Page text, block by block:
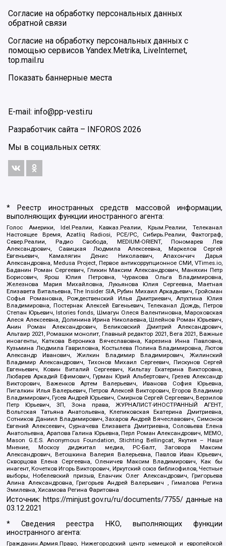
Согласие на обработку персональных данных
обратной связи
Согласие на обработку персональных данных с
помощью сервисов Yandex.Metrika, LiveInternet,
top.mail.ru
Показать баннерные места
E-mail: info@pp-vesti.ru
Разработчик сайта –
INFOROS 2026
Мы в социальных сетях:
* Реестр иностранных средств массовой информации,
выполняющих функции иностранного агента:
Голос Америки, Idel.Реалии, Кавказ.Реалии, Крым.Реалии, Телеканал
Настоящее Время, Azatliq Radiosi, PCE/PC, Сибирь.Реалии, Фактограф,
Север.Реалии, Радио Свобода, MEDIUM-ORIENT, Пономарев Лев
Александрович, Савицкая Людмила Алексеевна, Маркелов Сергей
Евгеньевич, Камалягин Денис Николаевич, Апахончич Дарья
Александровна, Medusa Project, Первое антикоррупционное СМИ, VTimes.io,
Баданин Роман Сергеевич, Гликин Максим Александрович, Маняхин Петр
Борисович, Ярош Юлия Петровна, Чуракова Ольга Владимировна,
Железнова Мария Михайловна, Лукьянова Юлия Сергеевна, Маетная
Елизавета Витальевна, The Insider SIA, Рубин Михаил Аркадьевич, Гройсман
Софья Романовна, Рождественский Илья Дмитриевич, Апухтина Юлия
Владимировна, Постернак Алексей Евгеньевич, Телеканал Дождь, Петров
Степан Юрьевич, Istories fonds, Шмагун Олеся Валентиновна, Мароховская
Алеся Алексеевна, Долинина Ирина Николаевна, Шлейнов Роман Юрьевич,
Анин Роман Александрович, Великовский Дмитрий Александрович,
Альтаир 2021, Ромашки монолит, Главный редактор 2021, Вега 2021, Важные
иноагенты, Каткова Вероника Вячеславовна, Карезина Инна Павловна,
Кузьмина Людмила Гавриловна, Костылева Полина Владимировна, Лютов
Александр Иванович, Жилкин Владимир Владимирович, Жилинский
Владимир Александрович, Тихонов Михаил Сергеевич, Пискунов Сергей
Евгеньевич, Ковин Виталий Сергеевич, Кильтау Екатерина Викторовна,
Любарев Аркадий Ефимович, Гурман Юрий Альбертович, Грезев Александр
Викторович, Важенков Артем Валерьевич, Иванова София Юрьевна,
Пигалкин Илья Валерьевич, Петров Алексей Викторович, Егоров Владимир
Владимирович, Гусев Андрей Юрьевич, Смирнов Сергей Сергеевич, Верзилов
Петр Юрьевич, ЗП, Зона права, ЖУРНАЛИСТ-ИНОСТРАННЫЙ АГЕНТ,
Вольтская Татьяна Анатольевна, Клепиковская Екатерина Дмитриевна,
Сотников Даниил Владимирович, Захаров Андрей Вячеславович, Симонов
Евгений Алексеевич, Сурначева Елизавета Дмитриевна, Соловьева Елена
Анатольевна, Арапова Галина Юрьевна, Перл Роман Александрович, МЕМО,
Mason G.E.S. Anonymous Foundation, Stichting Bellingcat, Якутия – Наше
Мнение, Москоу диджитал медиа, РС-Балт, Заговора Максим
Александрович, Ветошкина Валерия Валерьевна, Павлов Иван Юрьевич,
Скворцова Елена Сергеевна, Оленичев Максим Владимирович, Как бы
инагент, Кочетков Игорь Викторович, Иркутский союз библиофилов, Честные
выборы, Нобелевский призыв, Еланчик Олег Александрович, Григорьева
Алина Александровна, Григорьев Андрей Валерьевич , Гималова Регина
Эмилевна, Хисамова Регина Фаритовна
Источник: https://minjust.gov.ru/ru/documents/7755/ данные на
03.12.2021
* Сведения реестра НКО, выполняющих функции
иностранного агента:
Гражданин.Армия.Право, Нижегородский центр немецкой и европейской